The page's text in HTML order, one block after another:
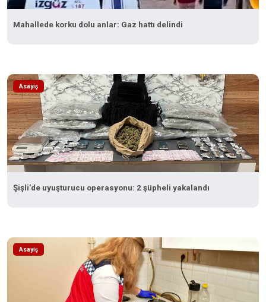
Mahallede korku dolu anlar: Gaz hattı delindi
Asayiş
Şişli’de uyuşturucu operasyonu: 2 şüpheli yakalandı
Asayiş